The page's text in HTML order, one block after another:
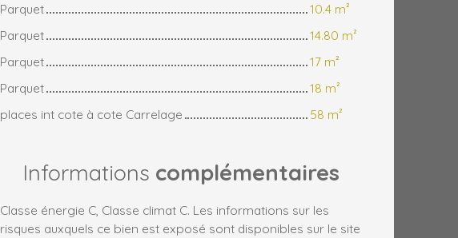
Parquet
10.4 m²
Parquet
14.80 m²
Parquet
17 m²
Parquet
18 m²
places int cote à cote Carrelage
58 m²
Informations complémentaires
Classe énergie C, Classe climat C. Les informations sur les
risques auxquels ce bien est exposé sont disponibles sur le site